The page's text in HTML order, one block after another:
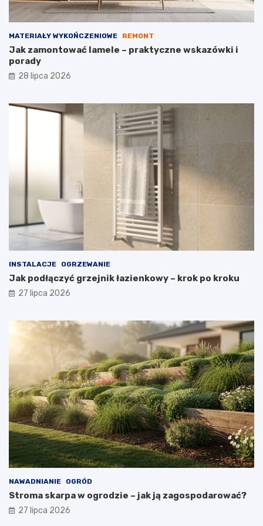
w
MATERIAŁY WYKOŃCZENIOWE REMONT
Jak zamontować lamele – praktyczne wskazówki i
porady
28 lipca 2026
INSTALACJE OGRZEWANIE
Jak podłączyć grzejnik łazienkowy – krok po kroku
27 lipca 2026
NAWADNIANIE OGRÓD
Stroma skarpa w ogrodzie – jak ją zagospodarować?
27 lipca 2026